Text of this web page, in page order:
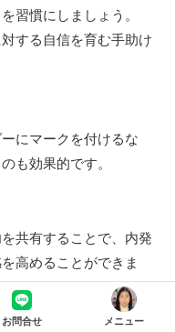
習慣にしましょう。
する自信を育む手助け
にマークを付けるな
も効果的です。
共有することで、内発
高めることができま
お問合せ メニュー